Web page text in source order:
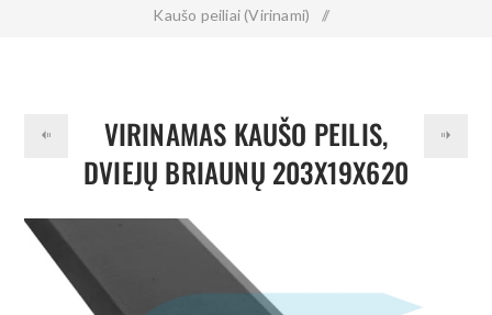
Kaušo peiliai (Virinami) /
VIRINAMAS KAUŠO PEILIS,
DVIEJŲ BRIAUNŲ 203X19X620
MM 500HB